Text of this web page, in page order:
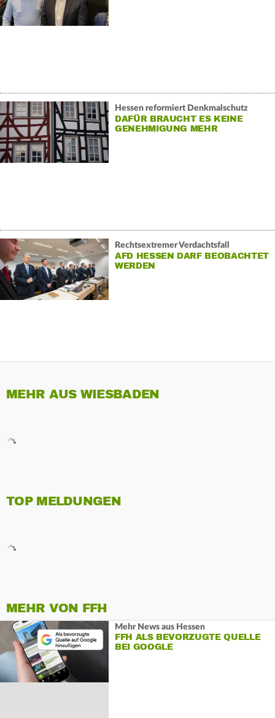
Hessen reformiert Denkmalschutz
DAFÜR BRAUCHT ES KEINE
GENEHMIGUNG MEHR
Rechtsextremer Verdachtsfall
AFD HESSEN DARF BEOBACHTET
WERDEN
MEHR AUS WIESBADEN
TOP MELDUNGEN
MEHR VON FFH
Mehr News aus Hessen
FFH ALS BEVORZUGTE QUELLE
BEI GOOGLE